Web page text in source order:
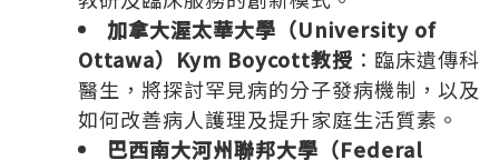
加拿大渥太華大學（University of
Ottawa） Kym Boycott教授 ：臨床遺傳科
醫生，將探討罕見病的分子發病機制，以及
如何改善病人護理及提升家庭生活質素。
巴西南大河州聯邦大學（Federal